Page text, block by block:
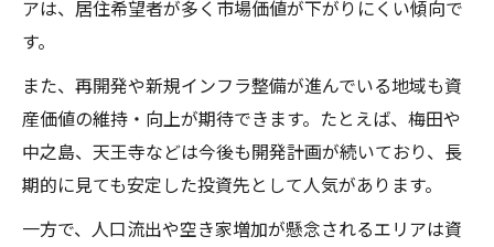
アは、居住希望者が多く市場価値が下がりにくい傾向で
す。
また、再開発や新規インフラ整備が進んでいる地域も資
産価値の維持・向上が期待できます。たとえば、梅田や
中之島、天王寺などは今後も開発計画が続いており、長
期的に見ても安定した投資先として人気があります。
一方で、人口流出や空き家増加が懸念されるエリアは資